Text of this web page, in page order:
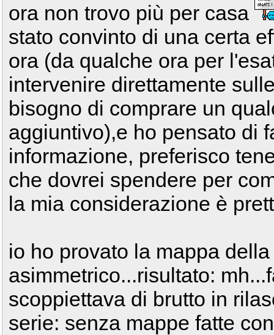
ora non trovo più per casa
stato convinto di una certa
ora (da qualche ora per
intervenire direttamente
bisogno di comprare un
aggiuntivo),e ho pensato di
informazione, preferisco
che dovrei spendere per
la mia considerazione è
io ho provato la mappa
asimmetrico...risultato:
scoppiettava di brutto in
serie: senza mappe fatte